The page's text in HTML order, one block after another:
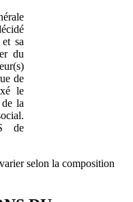
sa
du
de
le
la
de
selon la composition